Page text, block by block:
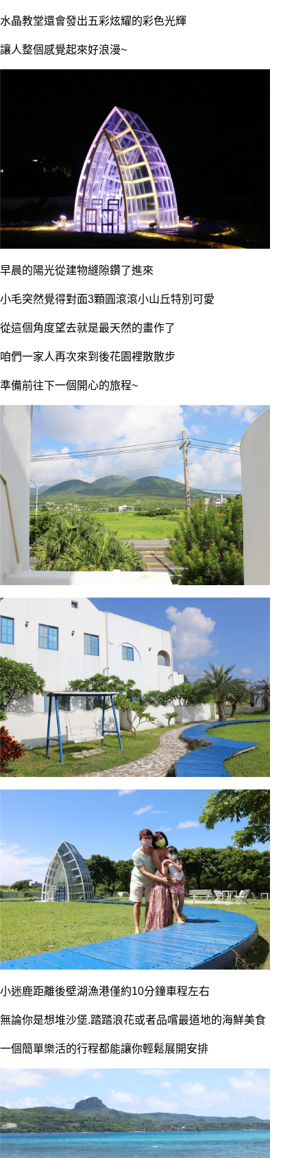
水晶教堂還會發出五彩炫耀的彩色光輝
讓人整個感覺起來好浪漫~
早晨的陽光從建物縫隙鑽了進來
小毛突然覺得對面3顆圓滾滾小山丘特別可愛
從這個角度望去就是最天然的畫作了
咱們一家人再次來到後花園裡散散步
準備前往下一個開心的旅程~
小迷鹿距離後壁湖漁港僅約10分鐘車程左右
無論你是想堆沙堡.踏踏浪花或者品嚐最道地的海鮮美食
一個簡單樂活的行程都能讓你輕鬆展開安排